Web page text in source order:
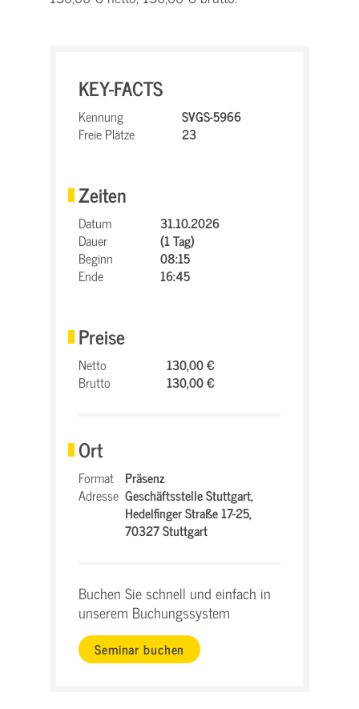
KEY-FACTS
Kennung
SVGS-5966
Freie Plätze
23
Zeiten
Datum
31.10.2026
Dauer
(1 Tag)
Beginn
08:15
Ende
16:45
Preise
Netto
130,00 €
Brutto
130,00 €
Ort
Format Präsenz
Adresse Geschäftsstelle Stuttgart,
Hedelfinger Straße 17-25,
70327 Stuttgart
Buchen Sie schnell und einfach in
unserem Buchungssystem
Seminar buchen